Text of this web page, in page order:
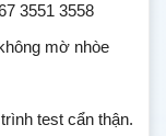
3551 3558
mờ nhòe
test cẩn thận.